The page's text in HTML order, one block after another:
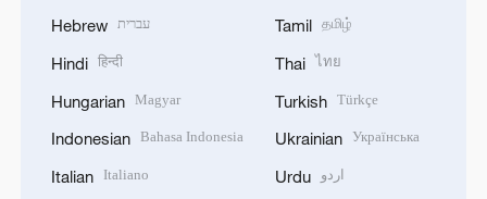
Hebrew עברית
Hindi हिन्दी
Hungarian Magyar
Indonesian Bahasa Indonesia
Italian Italiano
Tamil தமிழ்
Thai ไทย
Turkish Türkçe
Ukrainian Українська
Urdu اردو